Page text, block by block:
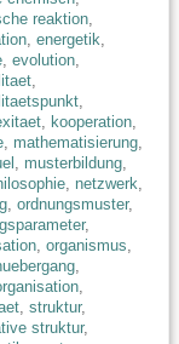
reaktion,
, energetik,
, evolution,
,
,
, kooperation,
, mathematisierung,
, musterbildung,
, netzwerk,
, ordnungsmuster,
,
, organismus,
,
,
, struktur,
struktur,